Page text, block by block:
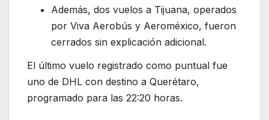
Además, dos vuelos a Tijuana, operados
por Viva Aerobús y Aeroméxico, fueron
cerrados sin explicación adicional.
El último vuelo registrado como puntual fue
uno de DHL con destino a Querétaro,
programado para las 22:20 horas.